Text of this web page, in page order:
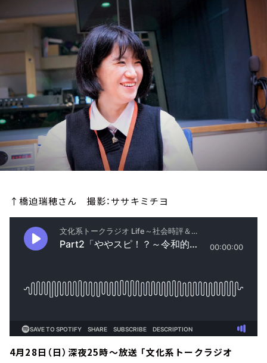
会社情報
↑橋迫瑞穂さん 撮影：ササキミチヨ
4月28日（日）深夜25時～放送 「文化系トークラジオ